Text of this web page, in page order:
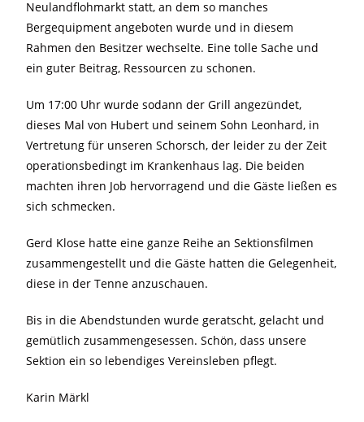
Neulandflohmarkt statt, an dem so manches
Bergequipment angeboten wurde und in diesem
Rahmen den Besitzer wechselte. Eine tolle Sache und
ein guter Beitrag, Ressourcen zu schonen.
Um 17:00 Uhr wurde sodann der Grill angezündet,
dieses Mal von Hubert und seinem Sohn Leonhard, in
Vertretung für unseren Schorsch, der leider zu der Zeit
operationsbedingt im Krankenhaus lag. Die beiden
machten ihren Job hervorragend und die Gäste ließen es
sich schmecken.
Gerd Klose hatte eine ganze Reihe an Sektionsfilmen
zusammengestellt und die Gäste hatten die Gelegenheit,
diese in der Tenne anzuschauen.
Bis in die Abendstunden wurde geratscht, gelacht und
gemütlich zusammengesessen. Schön, dass unsere
Sektion ein so lebendiges Vereinsleben pflegt.
Karin Märkl